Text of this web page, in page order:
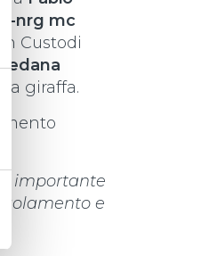
nrg mc
Custodi
la giraffa.
importante
e